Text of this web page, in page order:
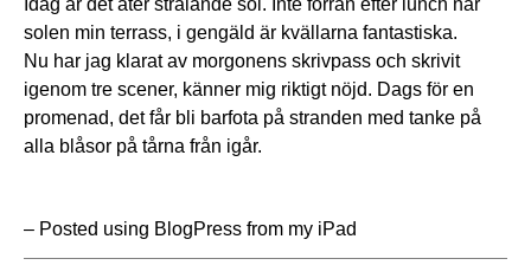
Idag är det åter strålande sol. Inte förrän efter lunch når
solen min terrass, i gengäld är kvällarna fantastiska.
Nu har jag klarat av morgonens skrivpass och skrivit
igenom tre scener, känner mig riktigt nöjd. Dags för en
promenad, det får bli barfota på stranden med tanke på
alla blåsor på tårna från igår.
– Posted using BlogPress from my iPad